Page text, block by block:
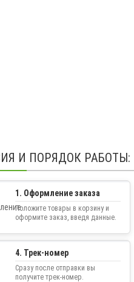
И ПОРЯДОК РАБОТЫ:
1. Оформление заказа
Положите товары в корзину и
оформите заказ, введя данные.
4. Трек-номер
Сразу после отправки вы
получите трек-номер.